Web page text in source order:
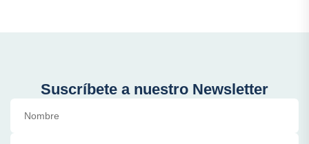
Suscríbete a nuestro Newsletter